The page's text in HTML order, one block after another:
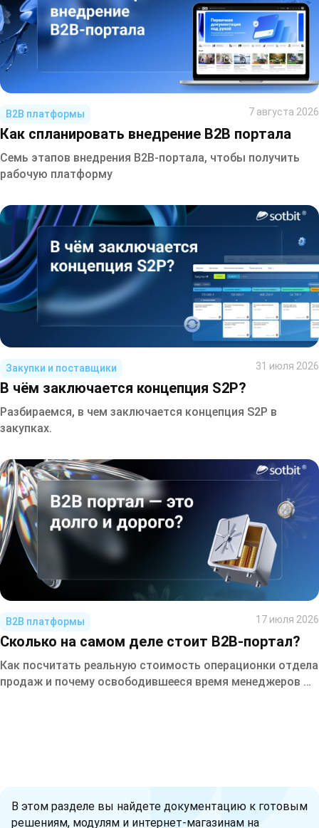
B2B платформы 7 августа 2026
Как спланировать внедрение B2B портала
Семь этапов внедрения B2B-портала, чтобы получить
рабочую платформу
Закупки и поставщики 31 июля 2026
В чём заключается концепция S2P?
Разбираемся, в чем заключается концепция S2P в
закупках.
B2B платформы 17 июля 2026
Сколько на самом деле стоит B2B-портал?
Как посчитать реальную стоимость операционки отдела
продаж и почему освободившееся время менеджеров —
В этом разделе вы найдете документацию к готовым
решениям, модулям и интернет-магазинам на